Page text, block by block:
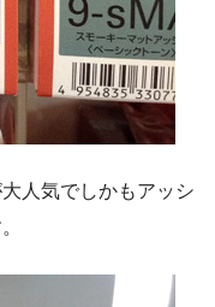
人気でしかもアッシ